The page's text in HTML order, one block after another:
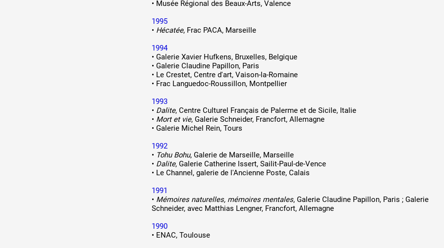
• Musée Régional des Beaux-Arts, Valence
1995
• Hécatée, Frac PACA, Marseille
1994
• Galerie Xavier Hufkens, Bruxelles, Belgique
• Galerie Claudine Papillon, Paris
• Le Crestet, Centre d'art, Vaison-la-Romaine
• Frac Languedoc-Roussillon, Montpellier
1993
• Dalite, Centre Culturel Français de Palerme et de Sicile, Italie
• Mort et vie, Galerie Schneider, Francfort, Allemagne
• Galerie Michel Rein, Tours
1992
• Tohu Bohu, Galerie de Marseille, Marseille
• Dalite, Galerie Catherine lssert, Sailit-Paul-de-Vence
• Le Channel, galerie de l'Ancienne Poste, Calais
1991
• Mémoires naturelles, mémoires mentales, Galerie Claudine Papillon, Paris ; Galerie
Schneider, avec Matthias Lengner, Francfort, Allemagne
1990
• ENAC, Toulouse